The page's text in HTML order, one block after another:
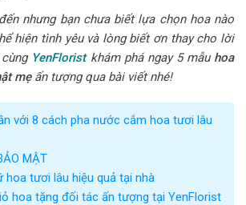
nhưng bạn chưa biết lựa chọn hoa nào
hiện tình yêu và lòng biết ơn thay cho lời
YenFloristkhám phá ngay 5 mẫu hoa
mẹấn tượng qua bài viết nhé!
với 8 cách pha nước cắm hoa tươi lâu
MẬT
hoa tươi lâu hiệu quả tại nhà
hoa tặng đối tác ấn tượng tại YenFlorist